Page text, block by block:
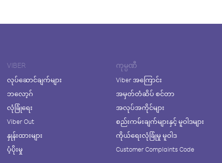
VIBER
လုပ်ဆောင်ချက်များ
ဘလော့ဂ်
လုံခြုံရေး
Viber Out
နှုန်းထားများ
ပံ့ပိုးမှု
ကုမ္ပဏီ
Viber အကြောင်း
အမှတ်တံဆိပ် စင်တာ
အလုပ်အကိုင်များ
စည်းကမ်းချက်များနှင့် မူဝါဒများ
ကိုယ်ရေးလုံခြုံမှု မူဝါဒ
Customer Complaints Code